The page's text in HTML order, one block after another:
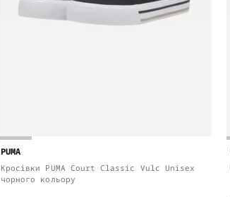
PUMA
Кросівки PUMA Court Classic Vulc Unisex
чорного кольору